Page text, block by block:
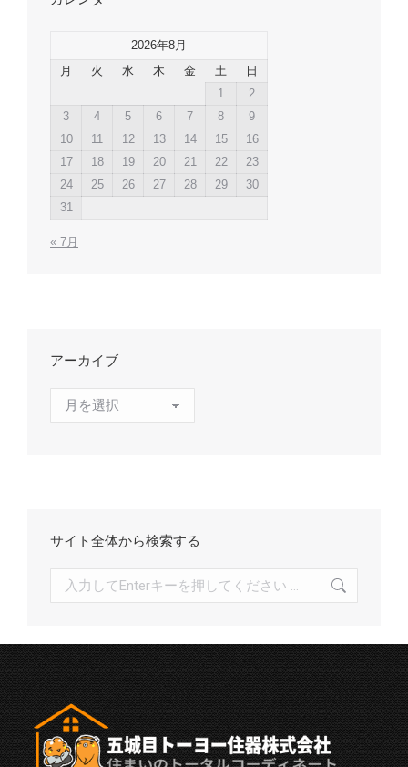
2026年8月
月
火 水 木 金 土
日
1
2
3
4 5 6 7 8
9
10
11 12 13 14 15
16
17
18 19 20 21 22
23
24
25 26 27 28 29
30
31
« 7月
アーカイブ
サイト全体から検索する